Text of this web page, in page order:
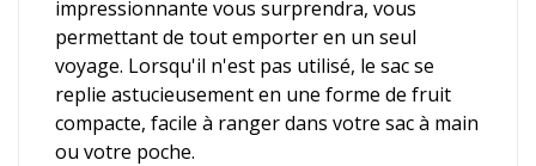
impressionnante vous surprendra, vous
permettant de tout emporter en un seul
voyage. Lorsqu'il n'est pas utilisé, le sac se
replie astucieusement en une forme de fruit
compacte, facile à ranger dans votre sac à main
ou votre poche.